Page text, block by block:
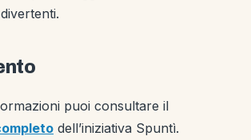
puoi consultare il
dell’iniziativa Spuntì.